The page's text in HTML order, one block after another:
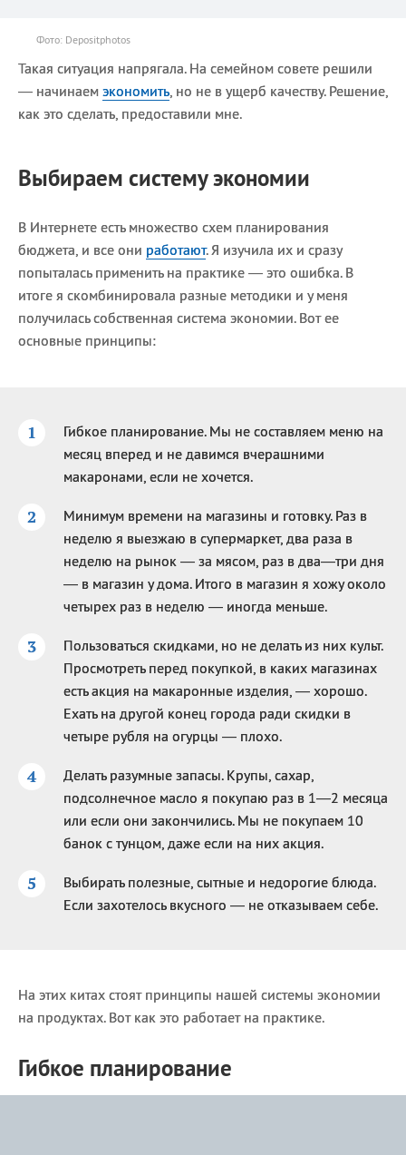
Фото: Depositphotos
Такая ситуация напрягала. На семейном совете решили
— начинаем экономить , но не в ущерб качеству. Решение,
как это сделать, предоставили мне.
Выбираем систему экономии
В Интернете есть множество схем планирования
бюджета, и все они работают. Я изучила их и сразу
попыталась применить на практике — это ошибка. В
итоге я скомбинировала разные методики и у меня
получилась собственная система экономии. Вот ее
основные принципы:
Гибкое планирование. Мы не составляем меню на
месяц вперед и не давимся вчерашними
макаронами, если не хочется.
Минимум времени на магазины и готовку. Раз в
неделю я выезжаю в супермаркет, два раза в
неделю на рынок — за мясом, раз в два—три дня
— в магазин у дома. Итого в магазин я хожу около
четырех раз в неделю — иногда меньше.
Пользоваться скидками, но не делать из них культ.
Просмотреть перед покупкой, в каких магазинах
есть акция на макаронные изделия, — хорошо.
Ехать на другой конец города ради скидки в
четыре рубля на огурцы — плохо.
Делать разумные запасы. Крупы, сахар,
подсолнечное масло я покупаю раз в 1—2 месяца
или если они закончились. Мы не покупаем 10
банок с тунцом, даже если на них акция.
Выбирать полезные, сытные и недорогие блюда.
Если захотелось вкусного — не отказываем себе.
На этих китах стоят принципы нашей системы экономии
на продуктах. Вот как это работает на практике.
Гибкое планирование